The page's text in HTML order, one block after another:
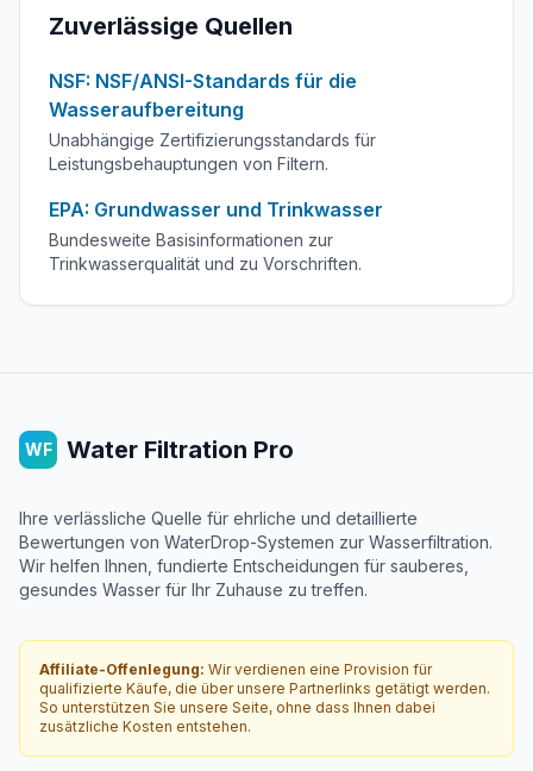
Zuverlässige Quellen
NSF: NSF/ANSI-Standards für die
Wasseraufbereitung
Unabhängige Zertifizierungsstandards für
Leistungsbehauptungen von Filtern.
EPA: Grundwasser und Trinkwasser
Bundesweite Basisinformationen zur
Trinkwasserqualität und zu Vorschriften.
WF Water Filtration Pro
Ihre verlässliche Quelle für ehrliche und detaillierte
Bewertungen von WaterDrop-Systemen zur Wasserfiltration.
Wir helfen Ihnen, fundierte Entscheidungen für sauberes,
gesundes Wasser für Ihr Zuhause zu treffen.
Affiliate-Offenlegung: Wir verdienen eine Provision für
qualifizierte Käufe, die über unsere Partnerlinks getätigt werden.
So unterstützen Sie unsere Seite, ohne dass Ihnen dabei
zusätzliche Kosten entstehen.